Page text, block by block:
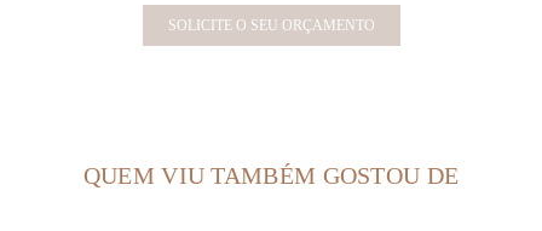
SOLICITE O SEU ORÇAMENTO
QUEM VIU TAMBÉM GOSTOU DE